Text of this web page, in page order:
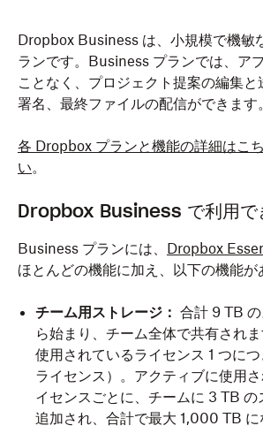
Dropbox Business は、小規模で機敏
ランです。Business プランでは、ア
ことなく、プロジェクト提案の編集
署名、最終ファイルの配信ができます。
各 Dropbox プランと機能の詳細はこ
い。
Dropbox Business で利用で
Business プランには、 Dropbox
ほとんどの機能に加え、以下の機能が
チーム用ストレージ： 合計 9 TB
ら始まり、チーム全体で共有され
使用されているライセンス 1 つに
ライセンス）。アクティブに使用
イセンスごとに、チームに 3 TB
追加され、合計で最大 1,000 TB に